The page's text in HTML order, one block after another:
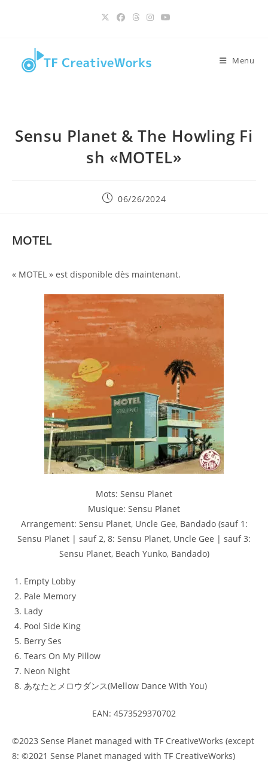
Menu
Sensu Planet & The Howling Fi
sh «MOTEL»
Publication
06/26/2024
MOTEL
« MOTEL » est disponible dès maintenant.
Mots: Sensu Planet
Musique: Sensu Planet
Arrangement: Sensu Planet, Uncle Gee, Bandado (sauf 1:
Sensu Planet | sauf 2, 8: Sensu Planet, Uncle Gee | sauf 3:
Sensu Planet, Beach Yunko, Bandado)
Empty Lobby
Pale Memory
Lady
Pool Side King
Berry Ses
Tears On My Pillow
Neon Night
あなたとメロウダンス(Mellow Dance With You)
EAN: 4573529370702
©2023 Sense Planet managed with TF CreativeWorks (except
8: ©2021 Sense Planet managed with TF CreativeWorks)